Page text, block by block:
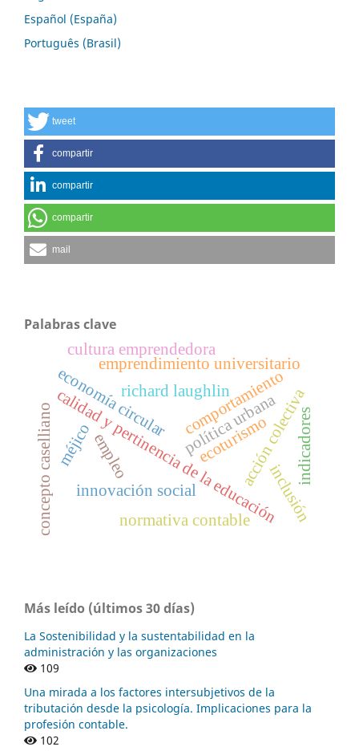
Español (España)
Português (Brasil)
tweet
compartir
compartir
compartir
mail
Palabras clave
richard laughlin
calidad y pertinencia de la educación
innovación social
política urbana
acción colectiva
empleo
economía circularcomportamiento
emprendimiento universitario
méjico ecoturismo
concepto caselliano normativa contable inclusión
cultura emprendedora
indicadores
Más leído (últimos 30 días)
La Sostenibilidad y la sustentabilidad en la
administración y las organizaciones
109
Una mirada a los factores intersubjetivos de la
tributación desde la psicología. Implicaciones para la
profesión contable.
102